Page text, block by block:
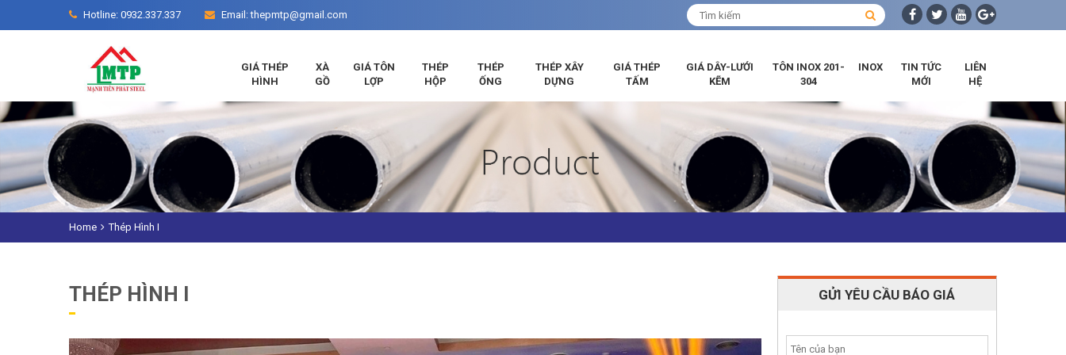
Hotline: 0932.337.337 Email: thepmtp@gmail.com
GIÁ THÉP
HÌNH
XÀ
GỒ
GIÁ TÔN
LỢP
THÉP
HỘP
THÉP
ỐNG
THÉP XÂY
DỰNG
GIÁ THÉP
TẤM
GIÁ DÂY-LƯỚI
KẼM
TÔN INOX 201-
304
INOX
TIN TỨC
MỚI
LIÊN
HỆ
Home Thép Hình I
THÉP HÌNH I GỬI YÊU CẦU BÁO GIÁ